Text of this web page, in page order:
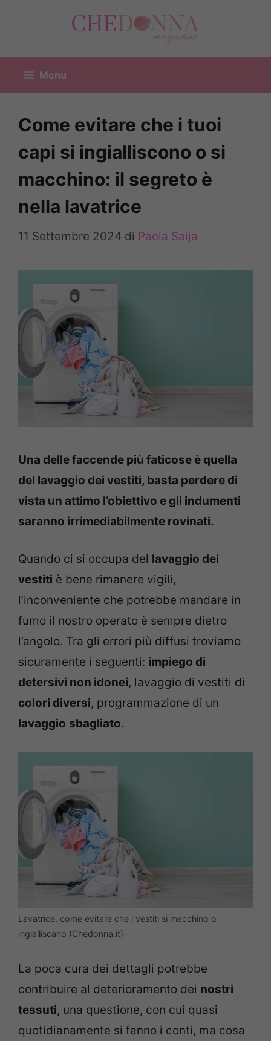
Menu
Come evitare che i tuoi
capi si ingialliscono o si
macchino: il segreto è
nella lavatrice
11 Settembre 2024 di Paola Saija
Una delle faccende più faticose è quella
del lavaggio dei vestiti, basta perdere di
vista un attimo l’obiettivo e gli indumenti
saranno irrimediabilmente rovinati.
Quando ci si occupa del lavaggio dei
vestiti è bene rimanere vigili,
l’inconveniente che potrebbe mandare in
fumo il nostro operato è sempre dietro
l’angolo. Tra gli errori più diffusi troviamo
sicuramente i seguenti: impiego di
detersivi non idonei, lavaggio di vestiti di
colori diversi, programmazione di un
lavaggio sbagliato.
Lavatrice, come evitare che i vestiti si macchino o
ingialliscano (Chedonna.it)
La poca cura dei dettagli potrebbe
contribuire al deterioramento dei nostri
tessuti, una questione, con cui quasi
quotidianamente si fanno i conti, ma cosa